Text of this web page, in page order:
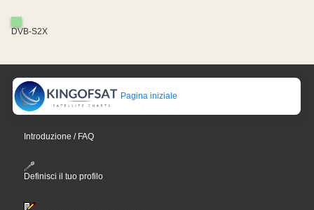
DVB-S2X
Pagina iniziale
Introduzione / FAQ
Definisci il tuo profilo